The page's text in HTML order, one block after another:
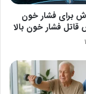
برای فشار خون